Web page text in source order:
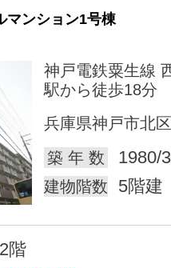
マンション1号棟
神戸電鉄粟生線
駅から徒歩18分
兵庫県神戸市北
築 年 数
1980/
建物階数 5階建
2階